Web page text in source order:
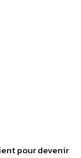
pour devenir